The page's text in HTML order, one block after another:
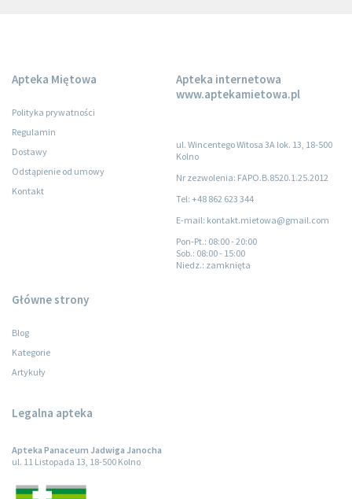
Apteka Miętowa
Polityka prywatności
Regulamin
Dostawy
Odstąpienie od umowy
Kontakt
Apteka internetowa
www.aptekamietowa.pl
ul. Wincentego Witosa 3A lok. 13, 18-500
Kolno
Nr zezwolenia: FAPO.B.8520.1.25.2012
Tel: +48 862 623 344
E-mail: kontakt.mietowa@gmail.com
Pon-Pt.: 08:00 - 20:00
Sob.: 08:00 - 15:00
Niedz.: zamknięta
Główne strony
Blog
Kategorie
Artykuły
Legalna apteka
Apteka Panaceum Jadwiga Janocha
ul. 11 Listopada 13, 18-500 Kolno